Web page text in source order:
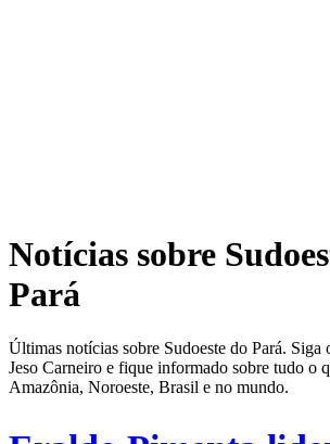
Notícias sobre
Pará
Últimas notícias sobre Sudoeste do Pará. Siga
Jeso Carneiro e fique informado sobre tudo o
Amazônia, Noroeste, Brasil e no mundo.